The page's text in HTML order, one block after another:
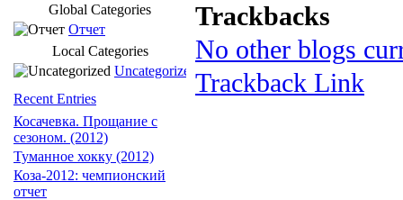
Trackbacks
No other blogs
Trackback Link
Global Categories
Отчет
Local Categories
Uncategorized
Recent Entries
Косачевка. Прощание с
сезоном. (2012)
Туманное хокку (2012)
Коза-2012: чемпионский
отчет